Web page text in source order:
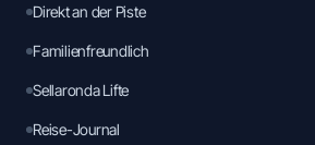
Direkt an der Piste
Familienfreundlich
Sellaronda Lifte
Reise-Journal